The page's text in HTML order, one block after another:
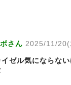
さん 2025/11/
ゼル気にならな